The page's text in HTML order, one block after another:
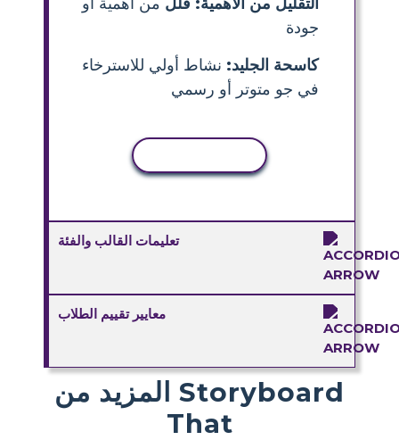
جودة
كاسحة الجليد: نشاط أولي للاسترخاء
في جو متوتر أو رسمي
تعليمات القالب والفئة
معايير تقييم الطلاب
المزيد من Storyboard
That